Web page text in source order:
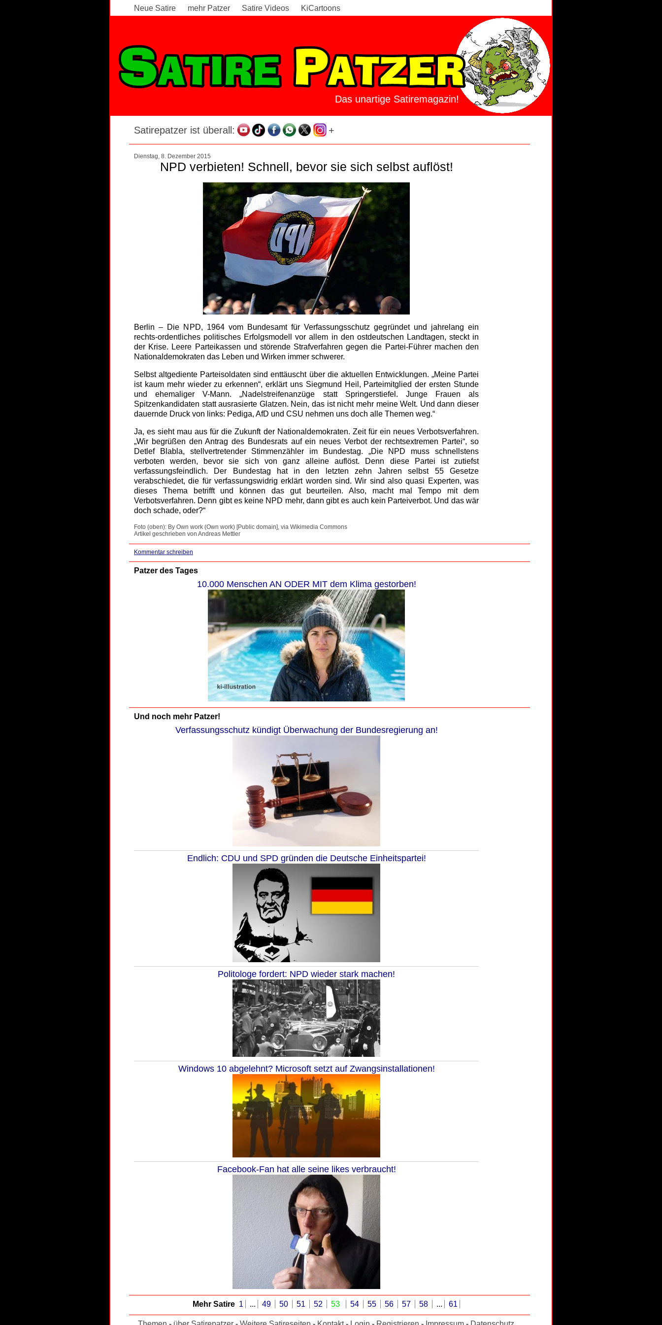
Neue Satire mehr Patzer Satire Videos KiCartoons
Das unartige Satiremagazin!
Satirepatzer ist überall: +
Dienstag, 8. Dezember 2015
NPD verbieten! Schnell, bevor sie sich selbst auflöst!
Berlin – Die NPD, 1964 vom Bundesamt für Verfassungsschutz gegründet und jahrelang ein
rechts-ordentliches politisches Erfolgsmodell vor allem in den ostdeutschen Landtagen, steckt in
der Krise. Leere Parteikassen und störende Strafverfahren gegen die Partei-Führer machen den
Nationaldemokraten das Leben und Wirken immer schwerer.
Selbst altgediente Parteisoldaten sind enttäuscht über die aktuellen Entwicklungen. „Meine Partei
ist kaum mehr wieder zu erkennen“, erklärt uns Siegmund Heil, Parteimitglied der ersten Stunde
und ehemaliger V-Mann. „Nadelstreifenanzüge statt Springerstiefel. Junge Frauen als
Spitzenkandidaten statt ausrasierte Glatzen. Nein, das ist nicht mehr meine Welt. Und dann dieser
dauernde Druck von links: Pediga, AfD und CSU nehmen uns doch alle Themen weg.“
Ja, es sieht mau aus für die Zukunft der Nationaldemokraten. Zeit für ein neues Verbotsverfahren.
„Wir begrüßen den Antrag des Bundesrats auf ein neues Verbot der rechtsextremen Partei“, so
Detlef Blabla, stellvertretender Stimmenzähler im Bundestag. „Die NPD muss schnellstens
verboten werden, bevor sie sich von ganz alleine auflöst. Denn diese Partei ist zutiefst
verfassungsfeindlich. Der Bundestag hat in den letzten zehn Jahren selbst 55 Gesetze
verabschiedet, die für verfassungswidrig erklärt worden sind. Wir sind also quasi Experten, was
dieses Thema betrifft und können das gut beurteilen. Also, macht mal Tempo mit dem
Verbotsverfahren. Denn gibt es keine NPD mehr, dann gibt es auch kein Parteiverbot. Und das wär
doch schade, oder?“
Foto (oben): By Own work (Own work) [Public domain], via Wikimedia Commons
Artikel geschrieben von Andreas Mettler
Kommentar schreiben
Patzer des Tages
10.000 Menschen AN ODER MIT dem Klima gestorben!
Und noch mehr Patzer!
Verfassungsschutz kündigt Überwachung der Bundesregierung an!
Endlich: CDU und SPD gründen die Deutsche Einheitspartei!
Politologe fordert: NPD wieder stark machen!
Windows 10 abgelehnt? Microsoft setzt auf Zwangsinstallationen!
Facebook-Fan hat alle seine likes verbraucht!
Mehr Satire 1 ... 49 50 51 52 53 54 55 56 57 58 ... 61